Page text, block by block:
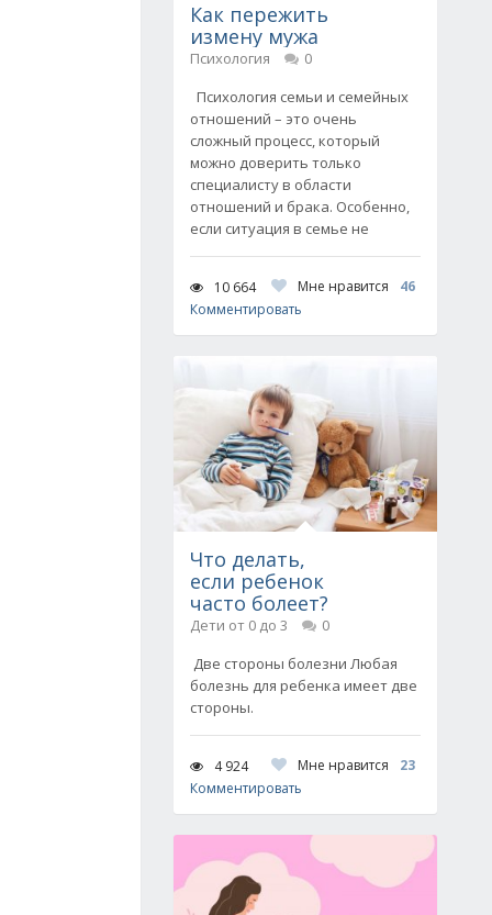
Как пережить
измену мужа
Психология
0
Психология семьи и семейных
отношений – это очень
сложный процесс, который
можно доверить только
специалисту в области
отношений и брака. Особенно,
если ситуация в семье не
10 664 Мне нравится
46
Комментировать
Что делать,
если ребенок
часто болеет?
Дети от 0 до 3
0
Две стороны болезни Любая
болезнь для ребенка имеет две
стороны.
4 924 Мне нравится
23
Комментировать